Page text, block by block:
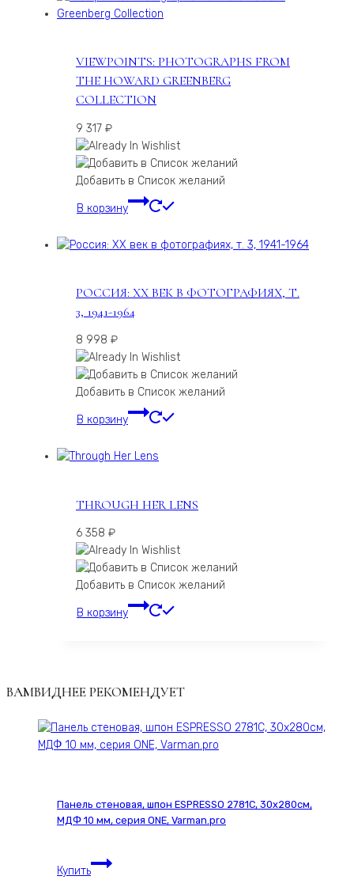
VIEWPOINTS: PHOTOGRAPHS FROM
THE HOWARD GREENBERG
COLLECTION
9 317 ₽
Добавить в Список желаний
В корзину
РОССИЯ: ХХ ВЕК В ФОТОГРАФИЯХ, Т.
3, 1941-1964
8 998 ₽
Добавить в Список желаний
В корзину
THROUGH HER LENS
6 358 ₽
Добавить в Список желаний
В корзину
ВАМВИДНЕЕ РЕКОМЕНДУЕТ
Панель стеновая, шпон ESPRESSO 2781С, 30х280см,
МДФ 10 мм, серия ONE, Varman.pro
Купить
Панель
стеновая,